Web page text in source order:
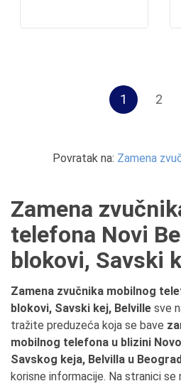
1 2
Povratak na: Zamena
Zamena
telefona Novi
blokovi, Savski
Zamena zvučnika mobilnog
blokovi, Savski kej, Belville sve
tražite preduzeća koja se bave
mobilnog telefona u blizini
Savskog keja, Belvilla u
korisne informacije. Na stranici se